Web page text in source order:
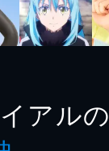
アルの